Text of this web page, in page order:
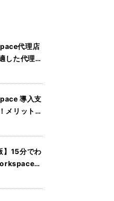
代理店
した代理店
導入支
メリットと
】15分でわ